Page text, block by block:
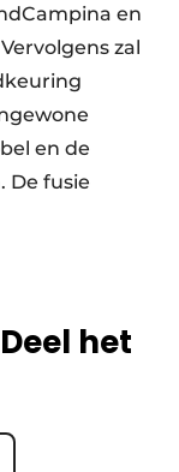
en
zal
en de
De fusie
het